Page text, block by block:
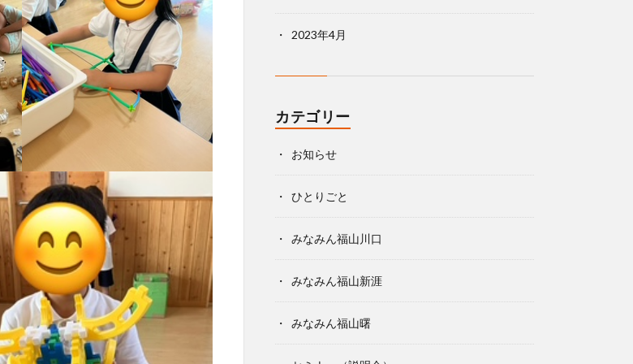
2023年4月
カテゴリー
お知らせ
ひとりごと
みなみん福山川口
みなみん福山新涯
みなみん福山曙